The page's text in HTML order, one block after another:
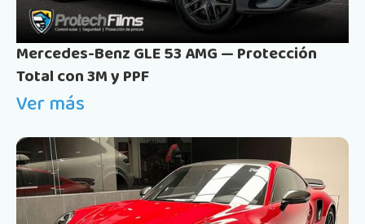
Mercedes-Benz GLE 53 AMG — Protección
Total con 3M y PPF
Ver más